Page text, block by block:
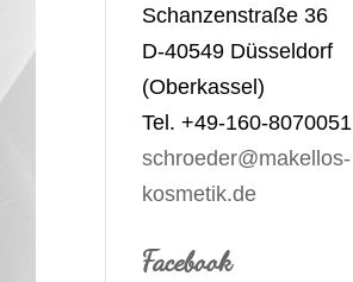
Schanzenstraße 36
D-40549 Düsseldorf
(Oberkassel)
Tel. +49-160-8070051
schroeder@makellos-
kosmetik.de
Facebook